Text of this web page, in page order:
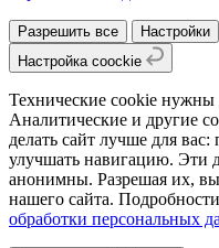
Разрешить все
Настройки
Настройка coockie
Технические cookie нужны
Аналитические и другие
делать сайт лучше для
улучшать навигацию. Эти
анонимны. Разрешая их, вы
нашего сайта.
обработки персональных